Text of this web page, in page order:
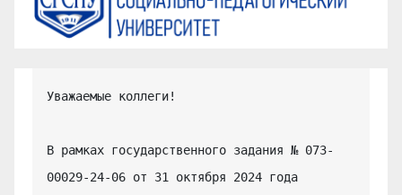
Уважаемые коллеги!
В рамках государственного задания № 073-
00029-24-06 от 31 октября 2024 года